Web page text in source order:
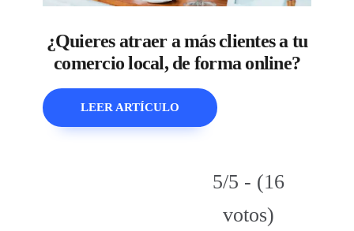
¿Quieres atraer a más clientes a tu
comercio local, de forma online?
LEER ARTÍCULO
5/5 - (16
votos)